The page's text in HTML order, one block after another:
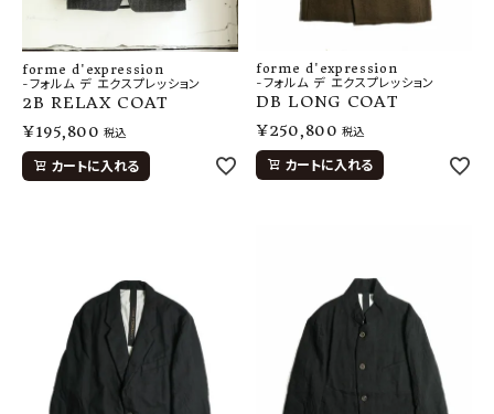
forme d'expression
-フォルム デ エクスプレッション
2B RELAX COAT
¥195,800 税込
カートに入れる
forme d'expression
-フォルム デ エクスプレッション
DB LONG COAT
¥250,800 税込
カートに入れる